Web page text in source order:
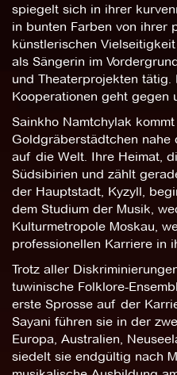
spiegelt sich in ihrer
in bunten Farben von ihrer
künstlerischen
als Sängerin im
und Theaterprojekten
Kooperationen geht gegen
Sainkho Namtchylak
Goldgräberstädtchen nahe
auf die Welt. Ihre Heimat,
Südsibirien und zählt
der Hauptstadt, Kyzyll,
dem Studium der Musik,
Kulturmetropole Moskau,
professionellen Karriere in
Trotz aller
tuwinische Folklore-
erste Sprosse auf der
Sayani führen sie in der
Europa, Australien,
siedelt sie endgültig nach